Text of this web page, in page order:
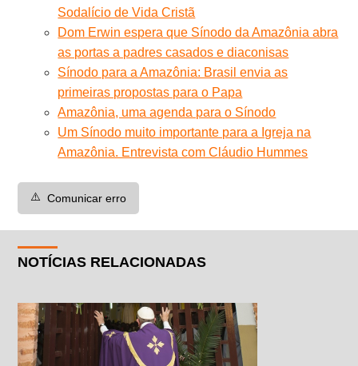
Sodalício de Vida Cristã
Dom Erwin espera que Sínodo da Amazônia abra
as portas a padres casados e diaconisas
Sínodo para a Amazônia: Brasil envia as
primeiras propostas para o Papa
Amazônia, uma agenda para o Sínodo
Um Sínodo muito importante para a Igreja na
Amazônia. Entrevista com Cláudio Hummes
⚠️ Comunicar erro
NOTÍCIAS RELACIONADAS